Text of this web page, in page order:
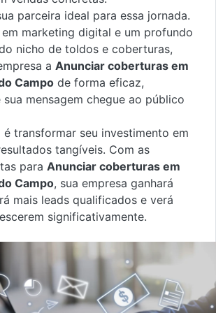
parceira ideal para essa jornada.
marketing digital e um profundo
nicho de toldos e coberturas,
a Anunciar coberturas em
Campo de forma eficaz,
mensagem chegue ao público
transformar seu investimento em
tangíveis. Com as
para Anunciar coberturas em
Campo, sua empresa ganhará
mais leads qualificados e verá
significativamente.